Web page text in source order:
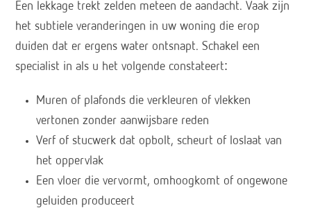
Een lekkage trekt zelden meteen de aandacht. Vaak zijn
het subtiele veranderingen in uw woning die erop
duiden dat er ergens water ontsnapt. Schakel een
specialist in als u het volgende constateert:
Muren of plafonds die verkleuren of vlekken
vertonen zonder aanwijsbare reden
Verf of stucwerk dat opbolt, scheurt of loslaat van
het oppervlak
Een vloer die vervormt, omhoogkomt of ongewone
geluiden produceert